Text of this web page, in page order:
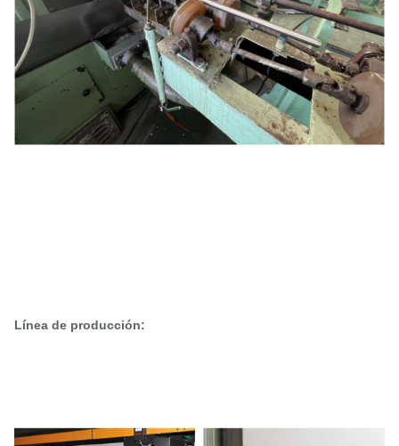
Línea de producción: